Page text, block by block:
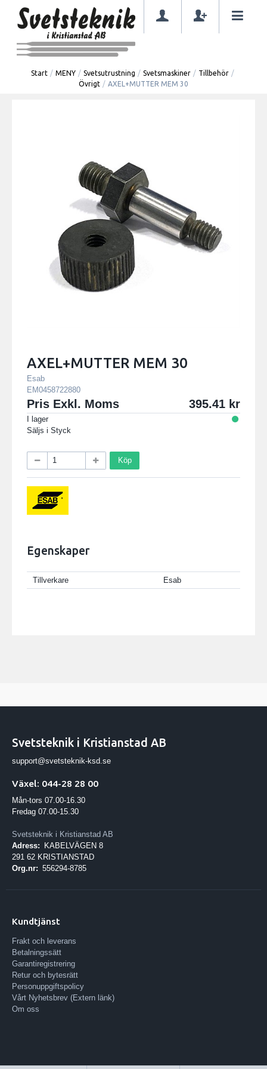
Start / MENY / Svetsutrustning / Svetsmaskiner / Tillbehör /
Övrigt / AXEL+MUTTER MEM 30
AXEL+MUTTER MEM 30
Esab
EM0458722880
Pris Exkl. Moms 395.41
I lager
Säljs i Styck
Köp
Egenskaper
Tillverkare Esab
Svetsteknik i Kristianstad AB
support@svetsteknik-ksd.se
Växel: 044-28 28 00
Mån-tors 07.00-16.30
Fredag 07.00-15.30
Svetsteknik i Kristianstad AB
Adress:
KABELVÄGEN 8
291 62 KRISTIANSTAD
Org.nr: 556294-8785
Kundtjänst
Frakt och leverans
Betalningssätt
Garantiregistrering
Retur och bytesrätt
Personuppgiftspolicy
Vårt Nyhetsbrev (Extern länk)
Om oss